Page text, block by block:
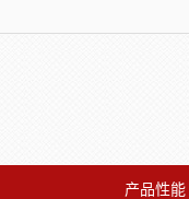
产品性能